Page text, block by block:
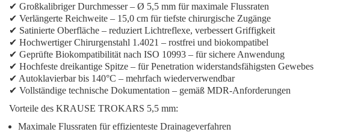
✔ Großkalibriger Durchmesser – Ø 5,5 mm für maximale Flussraten
✔ Verlängerte Reichweite – 15,0 cm für tiefste chirurgische Zugänge
✔ Satinierte Oberfläche – reduziert Lichtreflexe, verbessert Griffigkeit
✔ Hochwertiger Chirurgenstahl 1.4021 – rostfrei und biokompatibel
✔ Geprüfte Biokompatibilität nach ISO 10993 – für sichere Anwendung
✔ Hochfeste dreikantige Spitze – für Penetration widerstandsfähigsten Gewebes
✔ Autoklavierbar bis 140°C – mehrfach wiederverwendbar
✔ Vollständige technische Dokumentation – gemäß MDR-Anforderungen
Vorteile des KRAUSE TROKARS 5,5 mm:
Maximale Flussraten für effizienteste Drainageverfahren